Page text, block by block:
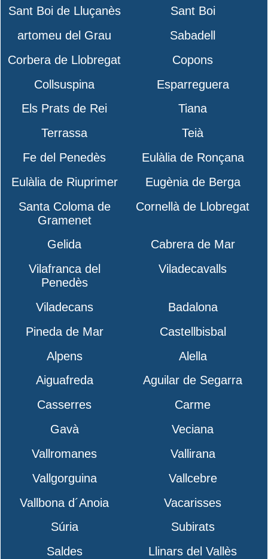
Sant Boi de Lluçanès
Sant Boi
artomeu del Grau
Sabadell
Corbera de Llobregat
Copons
Collsuspina
Esparreguera
Els Prats de Rei
Tiana
Terrassa
Teià
Fe del Penedès
Eulàlia de Ronçana
Eulàlia de Riuprimer
Eugènia de Berga
Santa Coloma de
Gramenet
Cornellà de Llobregat
Gelida
Cabrera de Mar
Vilafranca del
Penedès
Viladecavalls
Viladecans
Badalona
Pineda de Mar
Castellbisbal
Alpens
Alella
Aiguafreda
Aguilar de Segarra
Casserres
Carme
Gavà
Veciana
Vallromanes
Vallirana
Vallgorguina
Vallcebre
Vallbona d´Anoia
Vacarisses
Súria
Subirats
Saldes
Llinars del Vallès